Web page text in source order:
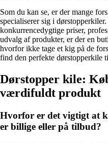
Som du kan se, er der mange
specialiserer sig i
konkurrencedygtige priser,
udvalg af produkter, er der en
hvorfor ikke tage et kig på de
find den perfekte dørstopperkile
Dørstopper kile:
værdifuldt produkt
Hvorfor er det vigtigt at
er billige eller på tilbud?